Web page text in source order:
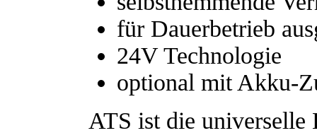
für Dauerbetrieb
24V Technologie
optional mit Akku-
ATS ist die universelle